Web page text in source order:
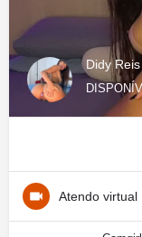
Didy Reis
Atendo virtual